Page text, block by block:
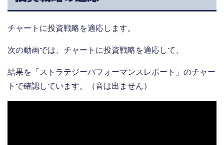
チャートに投資戦略を適応します。
次の動画では、チャートに投資戦略を適応して、
結果を「ストラテジーパフォーマンスレポート」のチャー
トで確認しています。（音は出ません）